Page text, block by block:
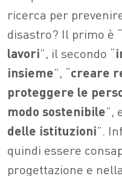
ricerca per
disastro? Il primo è “
lavori”, il secondo “
insieme”, “creare
proteggere le
modo sostenibile”,
delle istituzioni”.
quindi essere
progettazione e